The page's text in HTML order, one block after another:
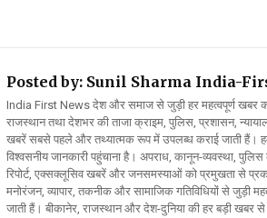
Posted by: Sunil Sharma India-
India First News देश और समाज से जुड़ी हर महत्वपूर्ण खबर
राजस्थान तथा देशभर की ताजा क्राइम, पुलिस, प्रशासन,
खबरें सबसे पहले और तथ्यात्मक रूप में उपलब्ध कराई जाती हैं।
विश्वसनीय जानकारी पहुंचाना है। अपराध, कानून-व्यवस्था, पुलिस
रिपोर्ट, एक्सक्लूसिव खबरें और जनसमस्याओं को प्रमुखता से
मनोरंजन, व्यापार, तकनीक और सामाजिक गतिविधियों से जुड़ी
जाती हैं। बीकानेर, राजस्थान और देश-दुनिया की हर बड़ी